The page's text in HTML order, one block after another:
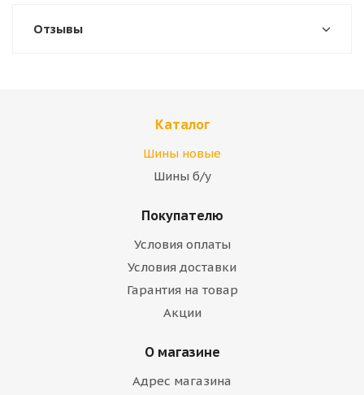
Отзывы
Каталог
Шины новые
Шины б/у
Покупателю
Условия оплаты
Условия доставки
Гарантия на товар
Акции
О магазине
Адрес магазина